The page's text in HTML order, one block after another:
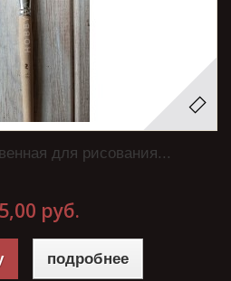
для рисования...
руб.
подробнее